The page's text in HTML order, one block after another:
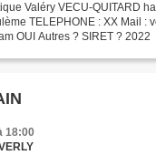
Valéry VECU-QUITARD
TELEPHONE : XX Mail :
OUI Autres ? SIRET ? 2022
18:00